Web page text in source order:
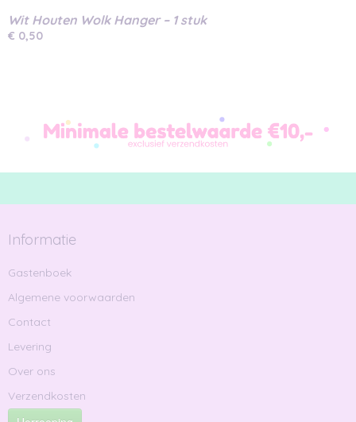
Wit Houten Wolk Hanger – 1 stuk
€ 0,50
Informatie
Gastenboek
Algemene voorwaarden
Contact
Levering
Over ons
Verzendkosten